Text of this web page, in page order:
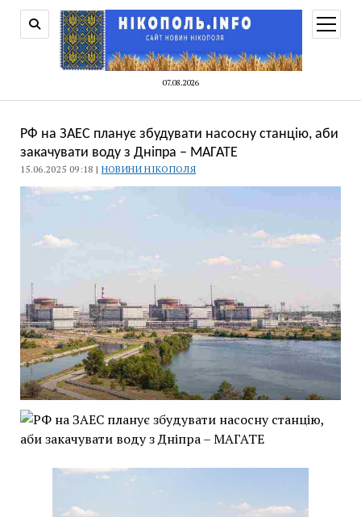
07.08.2026
меню
РФ на ЗАЕС планує збудувати насосну станцію, аби
закачувати воду з Дніпра – МАГАТЕ
15.06.2025 09:18 | НОВИНИ НІКОПОЛЯ